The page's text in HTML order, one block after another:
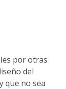
por otras
del
que no sea